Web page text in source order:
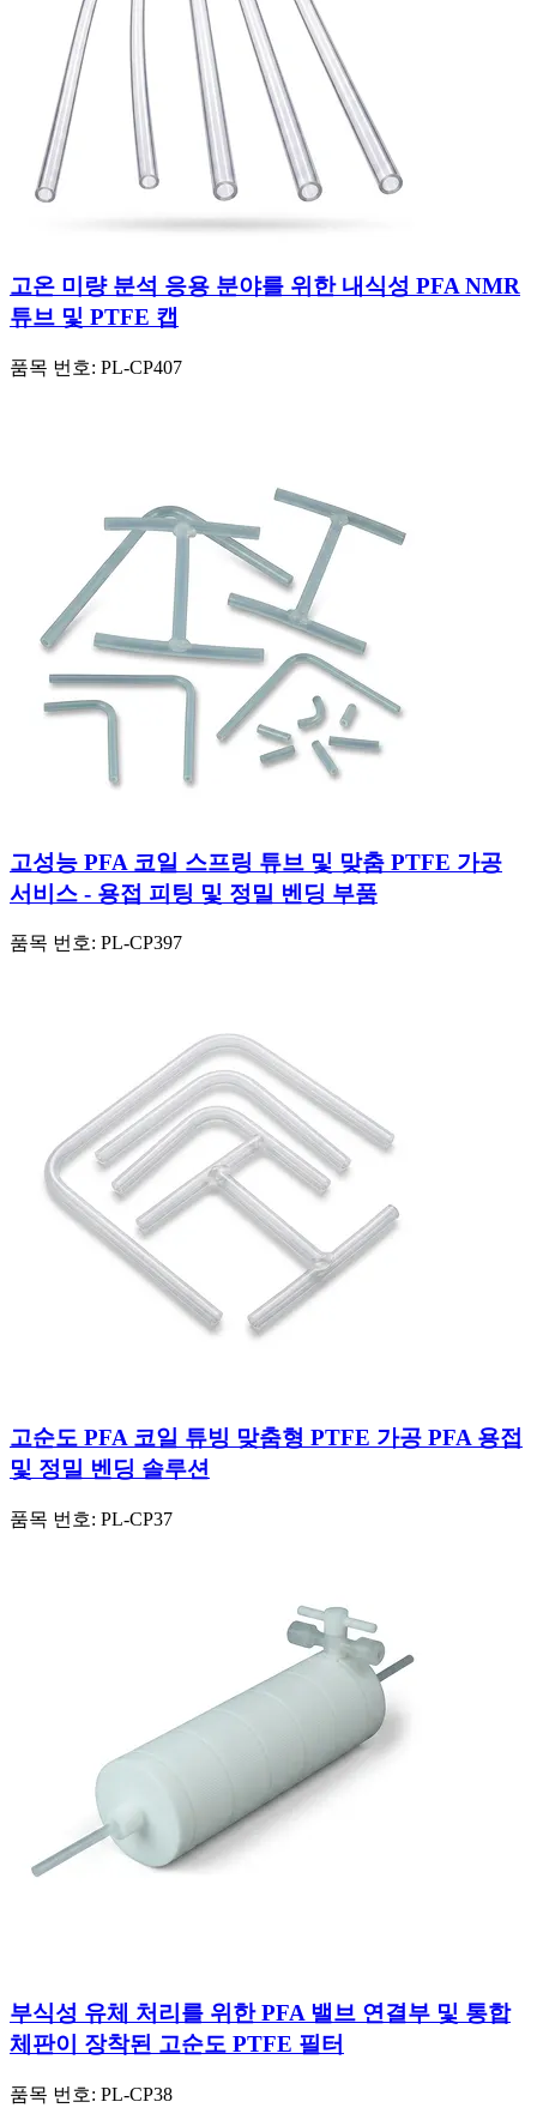
고온 미량 분석 응용 분야를 위한 내식성 PFA NMR
튜브 및 PTFE 캡
품목 번호: PL-CP407
고성능 PFA 코일 스프링 튜브 및 맞춤 PTFE 가공
서비스 - 용접 피팅 및 정밀 벤딩 부품
품목 번호: PL-CP397
고순도 PFA 코일 튜빙 맞춤형 PTFE 가공 PFA 용접
및 정밀 벤딩 솔루션
품목 번호: PL-CP37
부식성 유체 처리를 위한 PFA 밸브 연결부 및 통합
체판이 장착된 고순도 PTFE 필터
품목 번호: PL-CP38